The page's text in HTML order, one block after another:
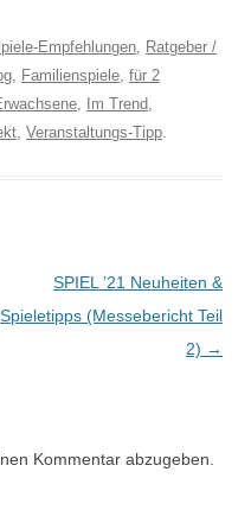
Empfehlungen, Ratgeber /
, Familienspiele, für 2
, Im Trend,
, Veranstaltungs-Tipp.
SPIEL ’21 Neuheiten &
Spieletipps (Messebericht Teil
2) →
Kommentar abzugeben.